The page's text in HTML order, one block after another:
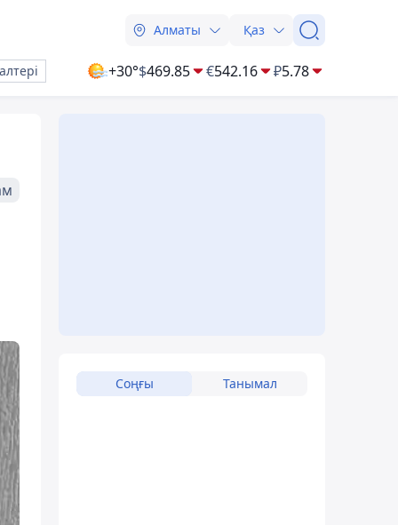
Алматы Қаз
+30°$469.85 €542.16 ₽5.78
Соңғы Танымал